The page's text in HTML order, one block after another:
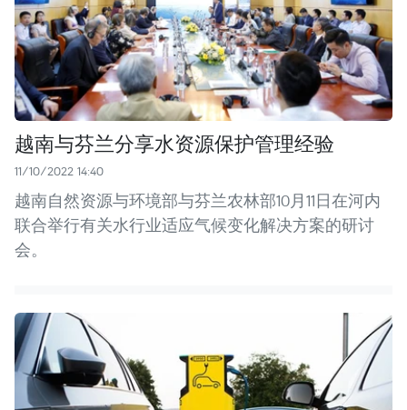
越南与芬兰分享水资源保护管理经验
11/10/2022 14:40
越南自然资源与环境部与芬兰农林部10月11日在河内
联合举行有关水行业适应气候变化解决方案的研讨
会。